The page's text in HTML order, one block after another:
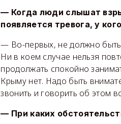
— Когда люди слышат
появляется тревога, у
— Во-первых, не должно
Ни в коем случае нельзя
продолжать спокойно
Крыму нет. Надо быть
звонить и говорить об этом
— При каких